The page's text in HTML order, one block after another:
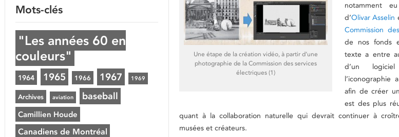
Une étape de la création vidéo, à partir d’une
photographie de la Commission des services
électriques (1)
notamment
d’Olivar Asselin
Commission
de nos fonds
texte a entre
d’un
l’iconographie
afin de créer
est des plus
quant à la collaboration naturelle qui devrait continuer à
musées et créateurs.
Mots-clés
"Les années 60 en
couleurs"
1964 1965 1966 1967 1969
Archives aviation baseball
Camillien Houde
Canadiens de Montréal